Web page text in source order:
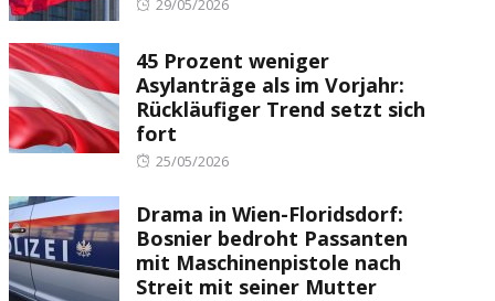
29/05/2026
45 Prozent weniger
Asylanträge als im Vorjahr:
Rückläufiger Trend setzt sich
fort
Posted
25/05/2026
Drama in Wien-Floridsdorf:
Bosnier bedroht Passanten
mit Maschinenpistole nach
Streit mit seiner Mutter